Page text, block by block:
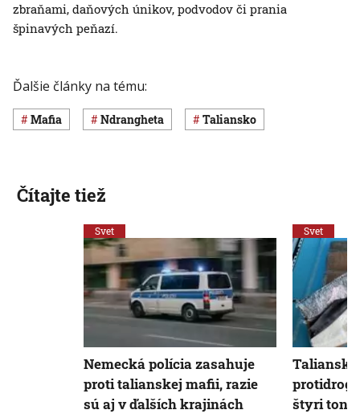
zbraňami, daňových únikov, podvodov či prania
špinavých peňazí.
Ďalšie články na tému:
mafia Ndrangheta Taliansko
Čítajte tiež
Svet
Nemecká polícia zasahuje
proti talianskej mafii, razie
sú aj v ďalších krajinách
Svet
štyri